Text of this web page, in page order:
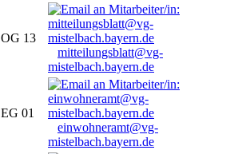
OG 13
mitteilungsblatt@vg-
mistelbach.bayern.de
EG 01
einwohneramt@vg-
mistelbach.bayern.de